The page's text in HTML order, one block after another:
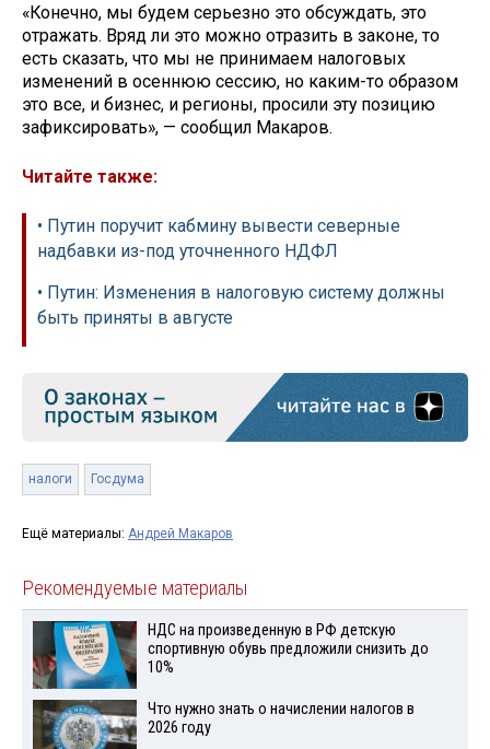
«Конечно, мы будем серьезно это обсуждать, это
отражать. Вряд ли это можно отразить в законе, то
есть сказать, что мы не принимаем налоговых
изменений в осеннюю сессию, но каким-то образом
это все, и бизнес, и регионы, просили эту позицию
зафиксировать», — сообщил Макаров.
Читайте также:
• Путин поручит кабмину вывести северные
надбавки из-под уточненного НДФЛ
• Путин: Изменения в налоговую систему должны
быть приняты в августе
налоги Госдума
Ещё материалы: Андрей Макаров
Рекомендуемые материалы
НДС на произведенную в РФ детскую
спортивную обувь предложили снизить до
10%
Что нужно знать о начислении налогов в
2026 году